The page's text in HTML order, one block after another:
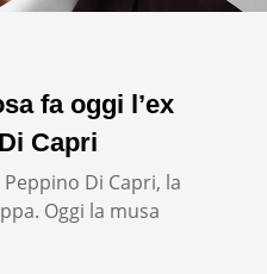
fa oggi l’ex
Capri
Di Capri, la
Oggi la musa